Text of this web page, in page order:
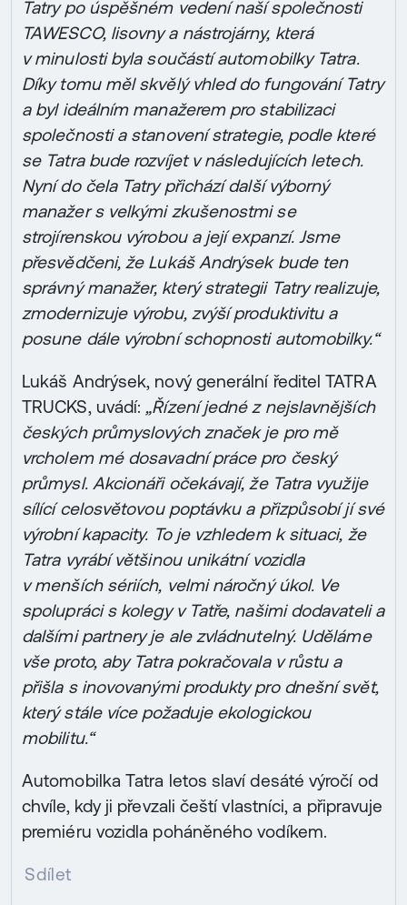
Tatry po úspěšném vedení naší společnosti
TAWESCO, lisovny a nástrojárny, která
v minulosti byla součástí automobilky Tatra.
Díky tomu měl skvělý vhled do fungování Tatry
a byl ideálním manažerem pro stabilizaci
společnosti a stanovení strategie, podle které
se Tatra bude rozvíjet v následujících letech.
Nyní do čela Tatry přichází další výborný
manažer s velkými zkušenostmi se
strojírenskou výrobou a její expanzí. Jsme
přesvědčeni, že Lukáš Andrýsek bude ten
správný manažer, který strategii Tatry realizuje,
zmodernizuje výrobu, zvýší produktivitu a
posune dále výrobní schopnosti automobilky.“
Lukáš Andrýsek, nový generální ředitel TATRA
TRUCKS, uvádí: „Řízení jedné z nejslavnějších
českých průmyslových značek je pro mě
vrcholem mé dosavadní práce pro český
průmysl. Akcionáři očekávají, že Tatra využije
sílící celosvětovou poptávku a přizpůsobí jí své
výrobní kapacity. To je vzhledem k situaci, že
Tatra vyrábí většinou unikátní vozidla
v menších sériích, velmi náročný úkol. Ve
spolupráci s kolegy v Tatře, našimi dodavateli a
dalšími partnery je ale zvládnutelný. Uděláme
vše proto, aby Tatra pokračovala v růstu a
přišla s inovovanými produkty pro dnešní svět,
který stále více požaduje ekologickou
mobilitu.“
Automobilka Tatra letos slaví desáté výročí od
chvíle, kdy ji převzali čeští vlastníci, a připravuje
premiéru vozidla poháněného vodíkem.
Sdílet